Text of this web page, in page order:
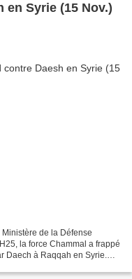
en Syrie (15 Nov.)
de la Défense
la force Chammal a frappé
Daech à Raqqah en Syrie.